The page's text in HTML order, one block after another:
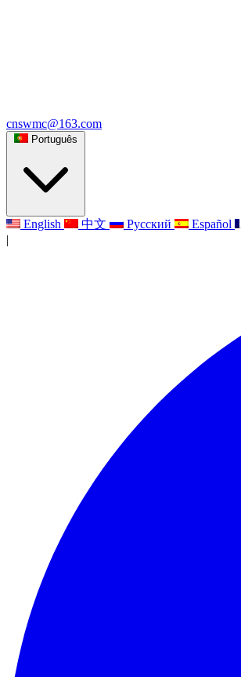
cnswmc@163.com
Português
English 中文 Русский Español
|